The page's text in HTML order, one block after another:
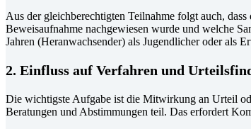
Aus der gleichberechtigten Teilnahme folgt auch,
Beweisaufnahme nachgewiesen wurde und welche
Jahren (Heranwachsender) als Jugendlicher oder als
2. Einfluss auf Verfahren und
Die wichtigste Aufgabe ist die Mitwirkung an Urteil
Beratungen und Abstimmungen teil. Das erfordert